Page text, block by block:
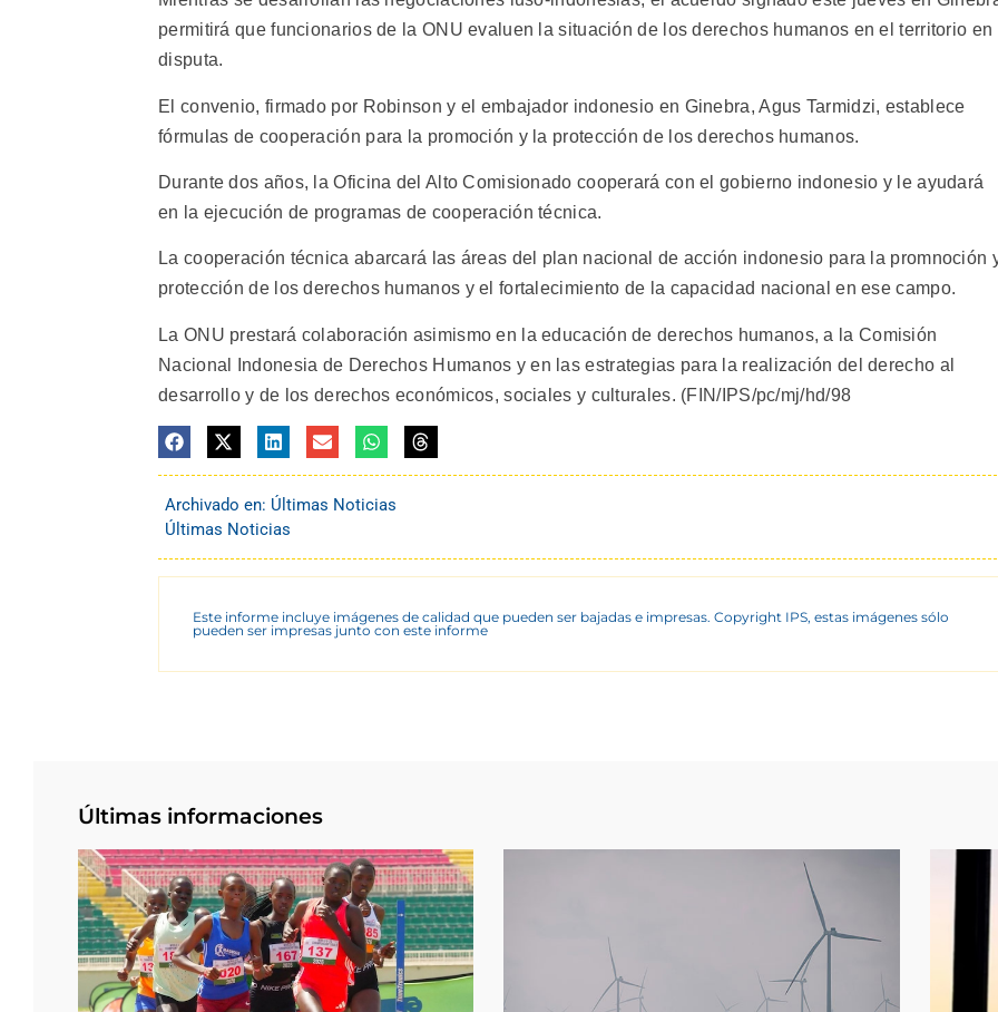
permitirá que funcionarios de la ONU evaluen la situación de los derechos humanos en el territorio en
disputa.
El convenio, firmado por Robinson y el embajador indonesio en Ginebra, Agus Tarmidzi, establece
fórmulas de cooperación para la promoción y la protección de los derechos humanos.
Durante dos años, la Oficina del Alto Comisionado cooperará con el gobierno indonesio y le ayudará
en la ejecución de programas de cooperación técnica.
La cooperación técnica abarcará las áreas del plan nacional de acción indonesio para la promnoción
protección de los derechos humanos y el fortalecimiento de la capacidad nacional en ese campo.
La ONU prestará colaboración asimismo en la educación de derechos humanos, a la Comisión
Nacional Indonesia de Derechos Humanos y en las estrategias para la realización del derecho al
desarrollo y de los derechos económicos, sociales y culturales. (FIN/IPS/pc/mj/hd/98
Archivado en: Últimas Noticias
Últimas Noticias
Este informe incluye imágenes de calidad que pueden ser bajadas e impresas. Copyright IPS, estas imágenes sólo
pueden ser impresas junto con este informe
Últimas informaciones